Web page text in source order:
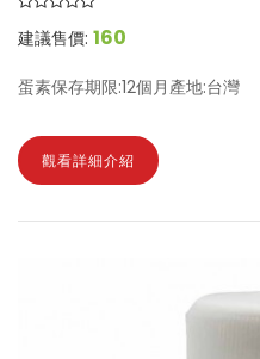
建議售價: 160
蛋素保存期限:12個月產地:台灣
觀看詳細介紹